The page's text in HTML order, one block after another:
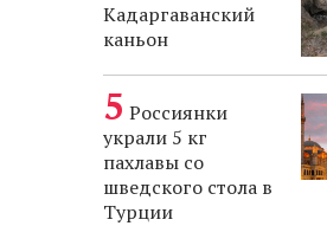
Кадаргаванский
каньон
Россиянки
украли 5 кг
пахлавы со
шведского стола в
Турции